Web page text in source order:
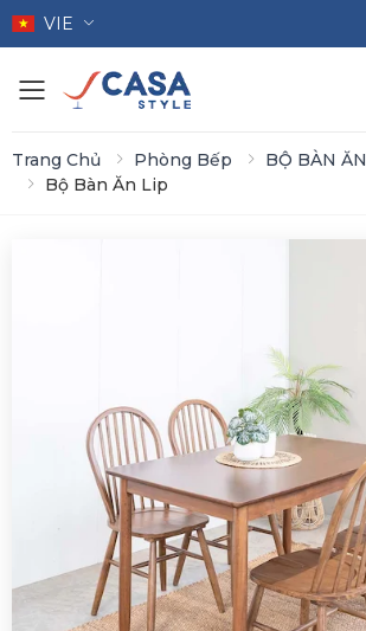
VIE
Toggle mobile menu
Trang Chủ Phòng Bếp
BỘ BÀN ĂN
Bộ Bàn Ăn Lip